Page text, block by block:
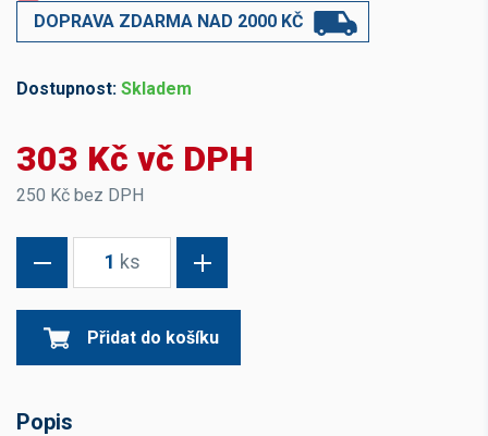
DOPRAVA ZDARMA NAD 2000 KČ
Dostupnost: Skladem
303 Kč vč DPH
250 Kč bez DPH
1 ks
Přidat do košíku
Popis